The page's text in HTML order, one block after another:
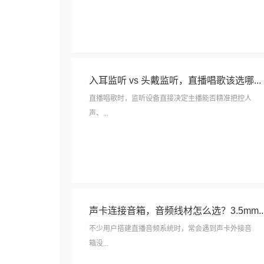
入耳监听 vs 头戴监听，直播唱歌该选哪...
直播唱歌时，监听设备直接决定主播能否精准把控人
声、...
声卡连接音箱，音频线材怎么选？
不少用户搭建直播音频系统时，常会遇到声卡外接音
箱没...